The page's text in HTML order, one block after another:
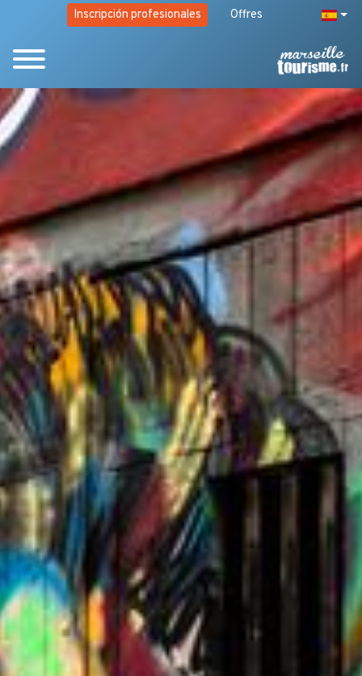
Inscripción profesionales Offres